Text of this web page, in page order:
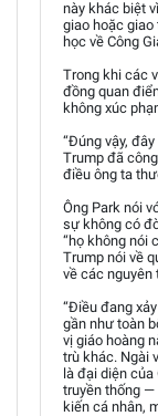
này khác biệt
giao hoặc giao
học về Công
Trong khi các
đồng quan
không xúc
“Đúng vậy,
Trump đã
điều ông ta
Ông Park nói
sự không có
“họ không nói
Trump nói về
về các nguyên
“Điều đang
gần như toàn
vị giáo hoàng
trù khác. Ngài
là đại diện
truyền thống —
kiến cá nhân,